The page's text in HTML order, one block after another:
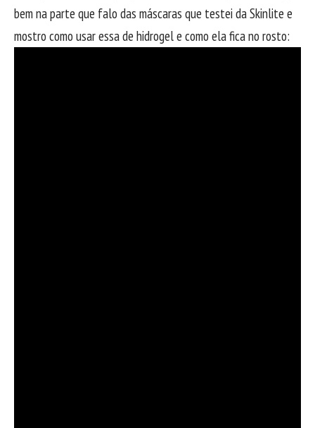
bem na parte que falo das máscaras que testei da Skinlite e
mostro como usar essa de hidrogel e como ela fica no rosto: